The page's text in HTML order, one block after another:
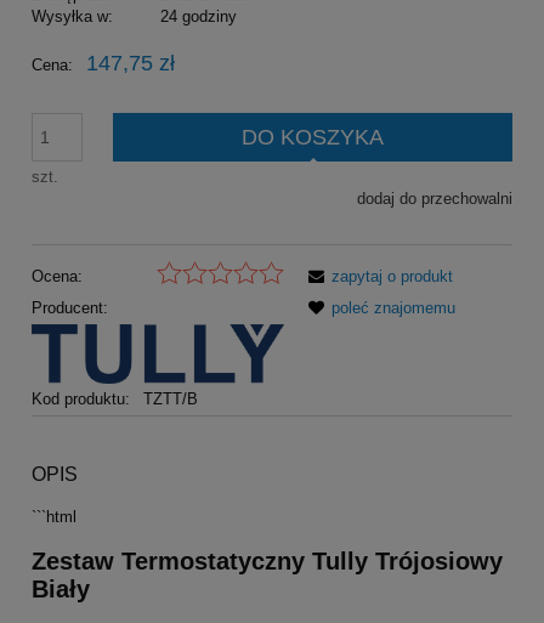
Wysyłka w:
24 godziny
Cena: 147,75 zł
szt.
DO KOSZYKA
dodaj do przechowalni
Ocena:
Producent:
Kod produktu: TZTT/B
zapytaj o produkt
poleć znajomemu
OPIS
```html
Zestaw Termostatyczny Tully Trójosiowy
Biały